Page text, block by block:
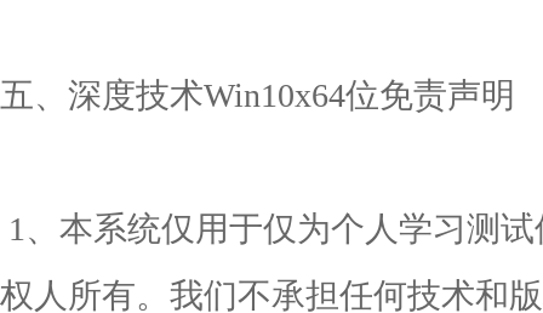
五、深度技术Win10x64位免责声明
1、本系统仅用于仅为个人学习测
权人所有。我们不承担任何技术和